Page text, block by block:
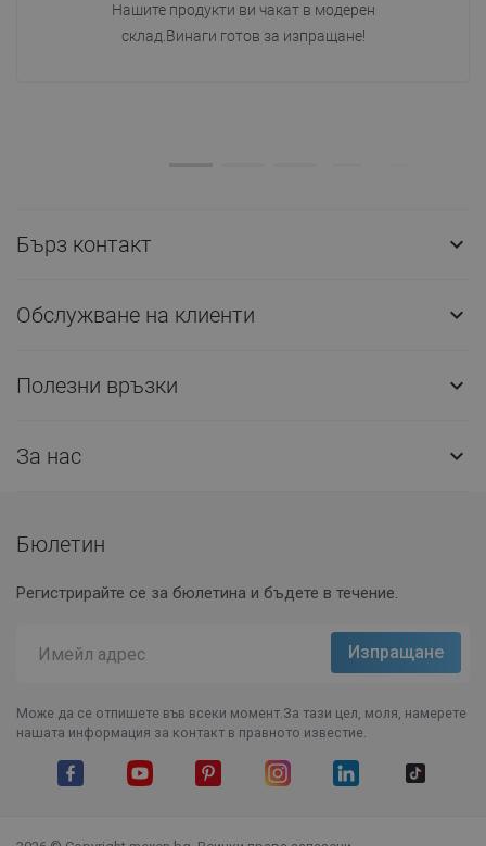
Нашите продукти ви чакат в модерен
склад.Винаги готов за изпращане!
Бърз контакт 
Обслужване на клиенти 
Полезни връзки 
За нас 
Бюлетин
Регистрирайте се за бюлетина и бъдете в течение.
Може да се отпишете във всеки момент.За тази цел, моля, намерете
нашата информация за контакт в правното известие.